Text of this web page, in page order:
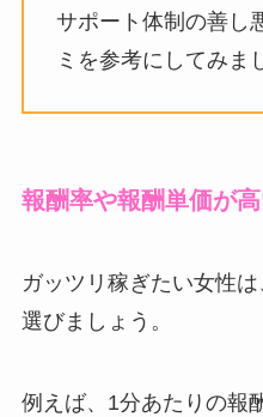
サポート体制の善し
ミを参考にしてみま
報酬率や報酬単価が
ガッツリ稼ぎたい女性
選びましょう。
例えば、1分あたりの報